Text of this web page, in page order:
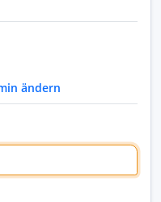
ändern